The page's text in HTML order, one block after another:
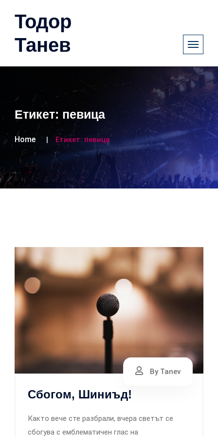
Тодор
Танев
Етикет: певица
Home Етикет: певица
By Tanev
Сбогом, Шиниъд!
Както вече сте разбрали, вчера светът се
сбогува с емблематичен глас на